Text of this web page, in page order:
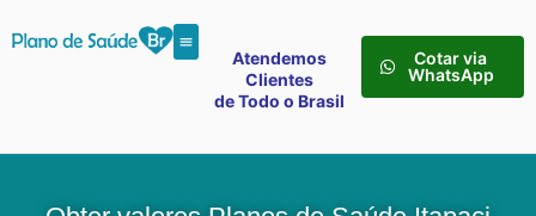
Atendemos
Clientes
de Todo o Brasil
Cotar via
WhatsApp